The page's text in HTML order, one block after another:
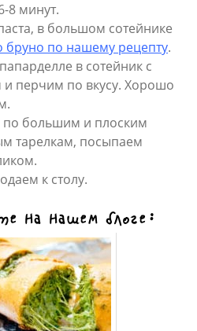
8 минут.
в большом сотейнике
бруно по нашему рецепту.
в сотейник с
и перчим по вкусу. Хорошо
по большим и плоским
тарелкам, посыпаем
к столу.
на нашем блоге: